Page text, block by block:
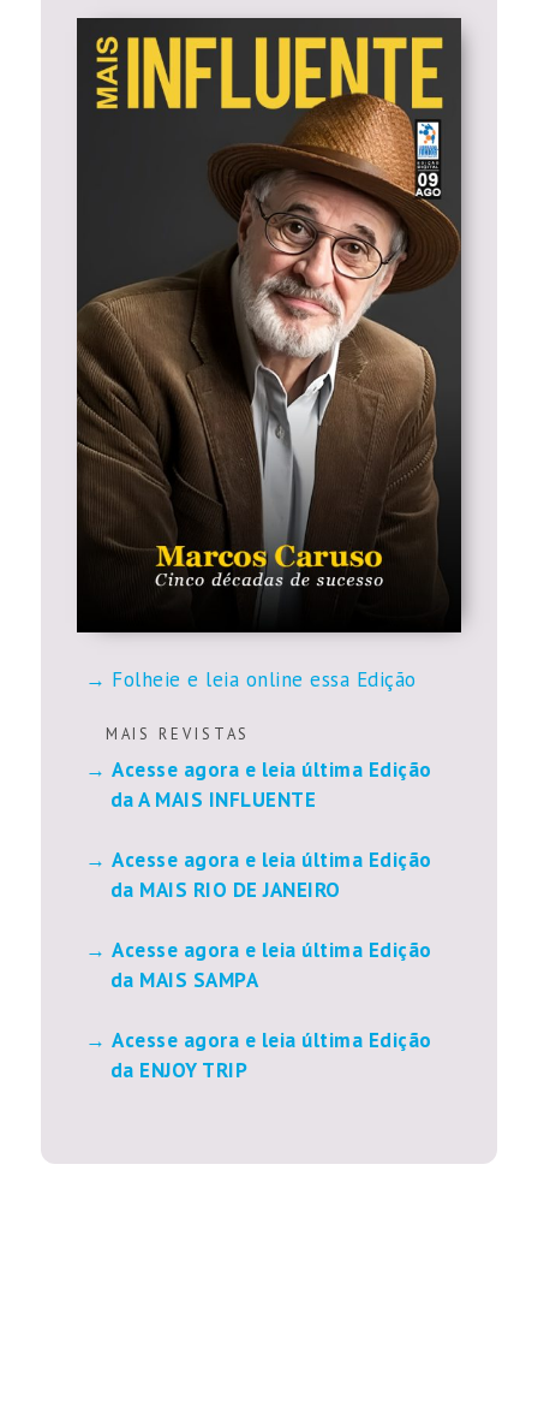
Folheie e leia online essa Edição
M A I S R E V I S T A S
Acesse agora e leia última Edição
da A MAIS INFLUENTE
Acesse agora e leia última Edição
da MAIS RIO DE JANEIRO
Acesse agora e leia última Edição
da MAIS SAMPA
Acesse agora e leia última Edição
da ENJOY TRIP